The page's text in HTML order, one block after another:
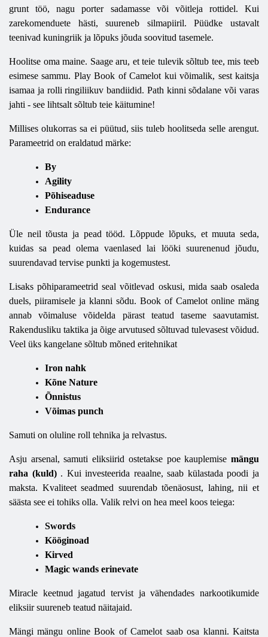
grunt töö, nagu porter sadamasse või võitleja rottidel. Kui
zarekomenduete hästi, suureneb silmapiiril. Püüdke ustavalt
teenivad kuningriik ja lõpuks jõuda soovitud tasemele.
Hoolitse oma maine. Saage aru, et teie tulevik sõltub tee, mis teeb
esimese sammu. Play Book of Camelot kui võimalik, sest kaitsja
isamaa ja rolli ringiliikuv bandiidid. Path kinni sõdalane või varas
jahti - see lihtsalt sõltub teie käitumine!
Millises olukorras sa ei püütud, siis tuleb hoolitseda selle arengut.
Parameetrid on eraldatud märke:
By
Agility
Põhiseaduse
Endurance
Üle neil tõusta ja pead tööd. Lõppude lõpuks, et muuta seda,
kuidas sa pead olema vaenlased lai lööki suurenenud jõudu,
suurendavad tervise punkti ja kogemustest.
Lisaks põhiparameetrid seal võitlevad oskusi, mida saab osaleda
duels, piiramisele ja klanni sõdu. Book of Camelot online mäng
annab võimaluse võidelda pärast teatud taseme saavutamist.
Rakendusliku taktika ja õige arvutused sõltuvad tulevasest võidud.
Veel üks kangelane sõltub mõned eritehnikat
Iron nahk
Kõne Nature
Õnnistus
Võimas punch
Samuti on oluline roll tehnika ja relvastus.
Asju arsenal, samuti eliksiirid ostetakse poe kauplemise mängu
raha (kuld) . Kui investeerida reaalne, saab külastada poodi ja
maksta. Kvaliteet seadmed suurendab tõenäosust, lahing, nii et
säästa see ei tohiks olla. Valik relvi on hea meel koos teiega:
Swords
Kööginoad
Kirved
Magic wands erinevate
Miracle keetnud jagatud tervist ja vähendades narkootikumide
eliksiir suureneb teatud näitajaid.
Mängi mängu online Book of Camelot saab osa klanni. Kaitsta